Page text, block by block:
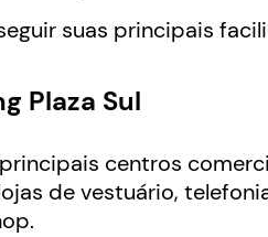
suas principais
Plaza Sul
centros
de vestuário,